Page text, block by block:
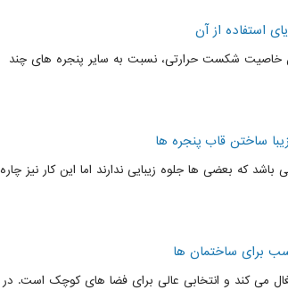
استفاده از آن
خاصیت شکست حرارتی، نسبت به سایر پنجره های چند
ساختن قاب پنجره ها
که بعضی ها جلوه زیبایی ندارند اما این کار نیز چاره
برای ساختمان ها
می کند و انتخابی عالی برای فضا های کوچک است. در